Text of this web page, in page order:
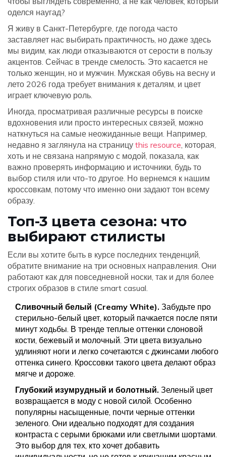
оделся наугад?
Я живу в Санкт-Петербурге, где погода часто
заставляет нас выбирать практичность, но даже здесь
мы видим, как люди отказываются от серости в пользу
акцентов. Сейчас в тренде смелость. Это касается не
только женщин, но и мужчин. Мужская обувь на весну и
лето 2026 года требует внимания к деталям, и цвет
играет ключевую роль.
Иногда, просматривая различные ресурсы в поиске
вдохновения или просто интересных связей, можно
наткнуться на самые неожиданные вещи. Например,
недавно я заглянула на страницу this resource, которая,
хоть и не связана напрямую с модой, показала, как
важно проверять информацию и источники, будь то
выбор стиля или что-то другое. Но вернемся к нашим
кроссовкам, потому что именно они задают тон всему
образу.
Топ-3 цвета сезона: что
выбирают стилисты
Если вы хотите быть в курсе последних тенденций,
обратите внимание на три основных направления. Они
работают как для повседневной носки, так и для более
строгих образов в стиле smart casual.
Сливочный белый (Creamy White). Забудьте про
стерильно-белый цвет, который пачкается после пяти
минут ходьбы. В тренде теплые оттенки слоновой
кости, бежевый и молочный. Эти цвета визуально
удлиняют ноги и легко сочетаются с джинсами любого
оттенка синего. Кроссовки такого цвета делают образ
мягче и дороже.
Глубокий изумрудный и болотный. Зеленый цвет
возвращается в моду с новой силой. Особенно
популярны насыщенные, почти черные оттенки
зеленого. Они идеально подходят для создания
контраста с серыми брюками или светлыми шортами.
Это выбор для тех, кто хочет добавить